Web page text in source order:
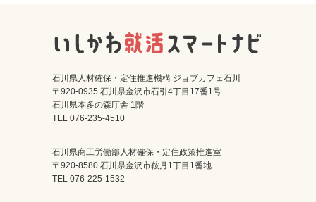
ログイン 会員登録
石川県人材確保・定住推進機構 ジョブカフェ石川
〒920-0935 石川県金沢市石引4丁目17番1号
石川県本多の森庁舎 1階
TEL 076-235-4510
石川県商工労働部人材確保・定住政策推進室
〒920-8580 石川県金沢市鞍月1丁目1番地
TEL 076-225-1532